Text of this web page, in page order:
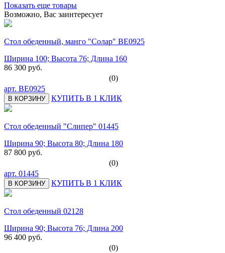
Показать еще товары
Возможно, Вас заинтересует
Стол обеденный, манго "Солар" BE0925
Ширина 100; Высота 76; Длина 160
86 300 руб.
(0)
арт. BE0925
В КОРЗИНУ КУПИТЬ В 1 КЛИК
Стол обеденный "Слипер" 01445
Ширина 90; Высота 80; Длина 180
87 800 руб.
(0)
арт. 01445
В КОРЗИНУ КУПИТЬ В 1 КЛИК
Стол обеденный 02128
Ширина 90; Высота 76; Длина 200
96 400 руб.
(0)